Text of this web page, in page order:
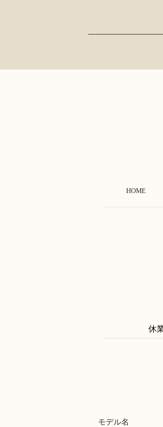
HOME
休
モデル名